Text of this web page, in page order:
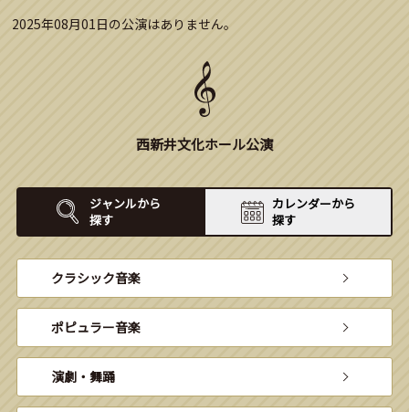
2025年08月01日の公演はありません。
西新井文化ホール公演
ジャンルから
探す
カレンダーから
探す
クラシック音楽
ポピュラー音楽
演劇・舞踊